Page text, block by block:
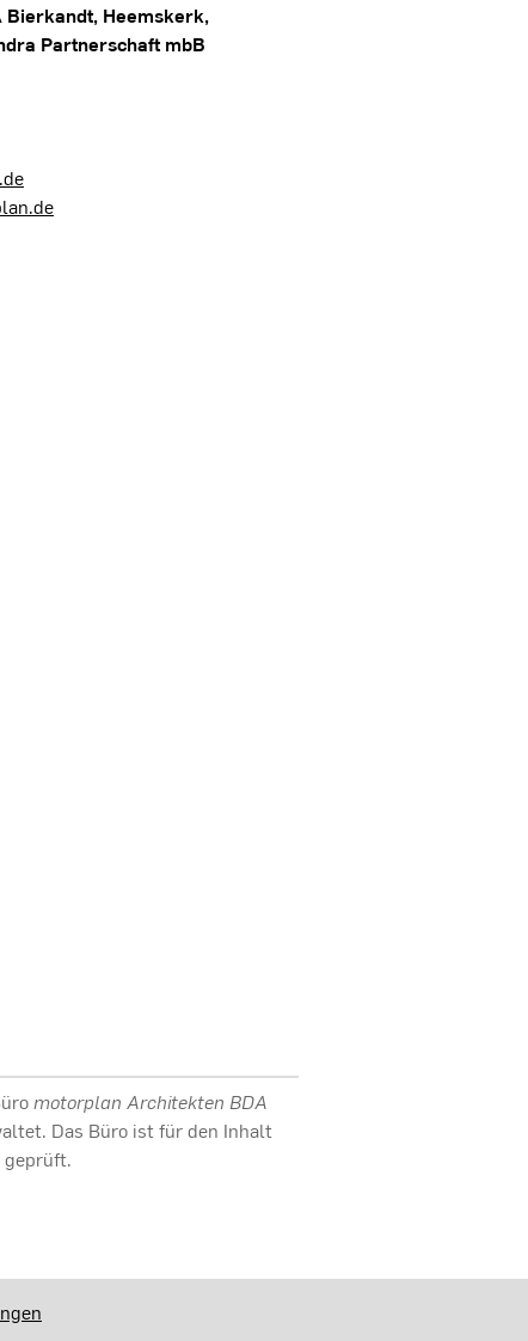
Heemskerk,
Partnerschaft mbB
motorplan Architekten BDA
Das Büro ist für den Inhalt